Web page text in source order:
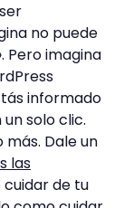
no puede
Pero imagina
informado
solo clic.
más. Dale un
las
cuidar de tu